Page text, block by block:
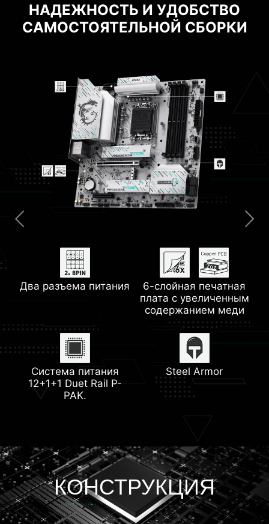
НАДЕЖНОСТЬ И УДОБСТВО
САМОСТОЯТЕЛЬНОЙ СБОРКИ
Два разъема питания
6-слойная печатная
плата с увеличенным
содержанием меди
Система питания
12+1+1 Duet Rail P-
PAK.
Steel Armor
HDMI™ 2.1 2.5G LAN
Wi-Fi 6E
Технология Memory
Boost
Увеличенный
Охлаждение M.2
Shield Frozr
Разъем для помпы
Радиатор с
термопрокладкой 7
Вт/мК
КОНСТРУКЦИЯ